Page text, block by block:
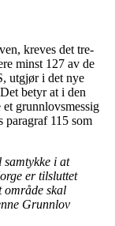
kreves det tre-
minst 127 av de
utgjør i det nye
betyr at i den
grunnlovsmessig
paragraf 115 som
samtykke i at
er tilsluttet
område skal
Grunnlov